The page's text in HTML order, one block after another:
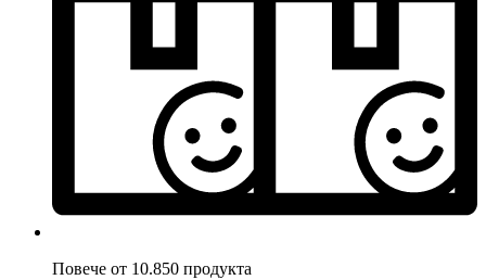
Повече от 10.850 продукта